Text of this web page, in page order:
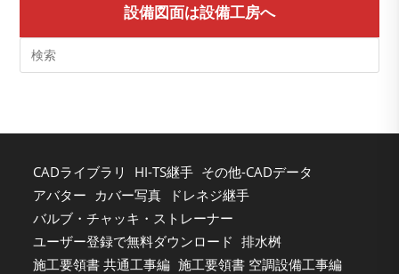
設備図面は設備工房へ
the
CADライブラリ HI-TS継手 その他-CADデータ
アバター カバー写真
ドレネジ継手
バルブ・チャッキ・ストレーナー
ユーザー登録で無料ダウンロード 排水桝
施工要領書 共通工事編 施工要領書 空調設備工事編